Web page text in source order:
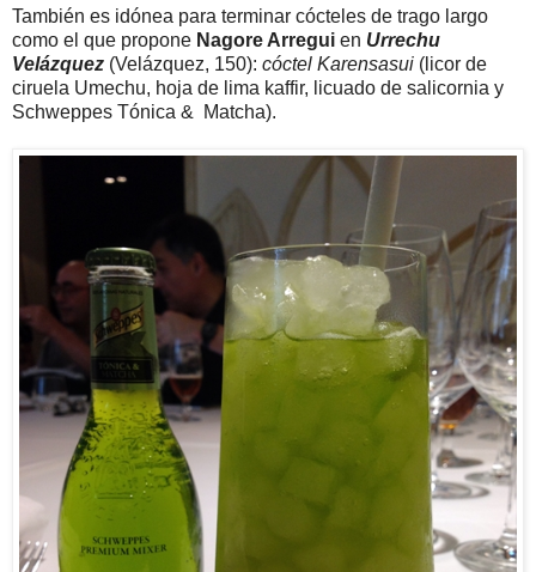
También es idónea para terminar cócteles de trago largo
como el que propone Nagore Arregui en Urrechu
Velázquez (Velázquez, 150): cóctel Karensasui (licor de
ciruela Umechu, hoja de lima kaffir, licuado de salicornia y
Schweppes Tónica & Matcha).